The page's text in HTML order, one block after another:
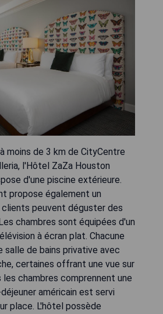
moins de 3 km de CityCentre
l'Hôtel ZaZa Houston
d'une piscine extérieure.
propose également un
peuvent déguster des
chambres sont équipées d'un
à écran plat. Chacune
salle de bains privative avec
certaines offrant une vue sur
les chambres comprennent une
américain est servi
place. L'hôtel possède